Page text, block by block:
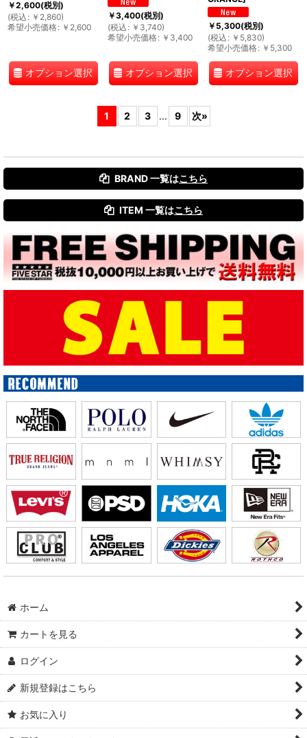
￥2,600(税別)
(税込 : ￥ 2,860)
希望小売価格: ￥ 2,600
オプション選択
￥3,400(税別)
(税込 : ￥ 3,740)
希望小売価格: ￥ 3,400
オプション選択
￥5,300(税別)
(税込 : ￥ 5,830)
希望小売価格: ￥ 5,300
オプション選択
1 2 3 ... 9 次»
BRAND 一覧はこちら
ITEM 一覧はこちら
ホーム
カートを見る
ログイン
新規登録はこちら
お気に入り